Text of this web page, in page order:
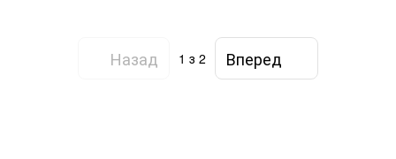
Назад 1 з 2 Вперед